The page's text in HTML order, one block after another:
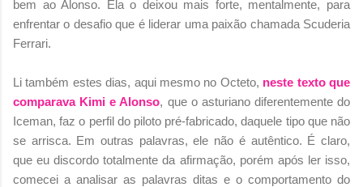
bem ao Alonso. Ela o deixou mais forte, mentalmente, para
enfrentar o desafio que é liderar uma paixão chamada Scuderia
Ferrari.
Li também estes dias, aqui mesmo no Octeto, neste texto que
comparava Kimi e Alonso, que o asturiano diferentemente do
Iceman, faz o perfil do piloto pré-fabricado, daquele tipo que não
se arrisca. Em outras palavras, ele não é autêntico. É claro,
que eu discordo totalmente da afirmação, porém após ler isso,
comecei a analisar as palavras ditas e o comportamento do